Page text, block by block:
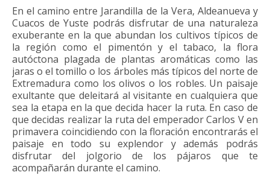
En el camino entre Jarandilla de la Vera, Aldeanueva y
Cuacos de Yuste podrás disfrutar de una naturaleza
exuberante en la que abundan los cultivos típicos de
la región como el pimentón y el tabaco, la flora
autóctona plagada de plantas aromáticas como las
jaras o el tomillo o los árboles más típicos del norte de
Extremadura como los olivos o los robles. Un paisaje
exultante que deleitará al visitante en cualquiera que
sea la etapa en la que decida hacer la ruta. En caso de
que decidas realizar la ruta del emperador Carlos V en
primavera coincidiendo con la floración encontrarás el
paisaje en todo su explendor y además podrás
disfrutar del jolgorio de los pájaros que te
acompañarán durante el camino.